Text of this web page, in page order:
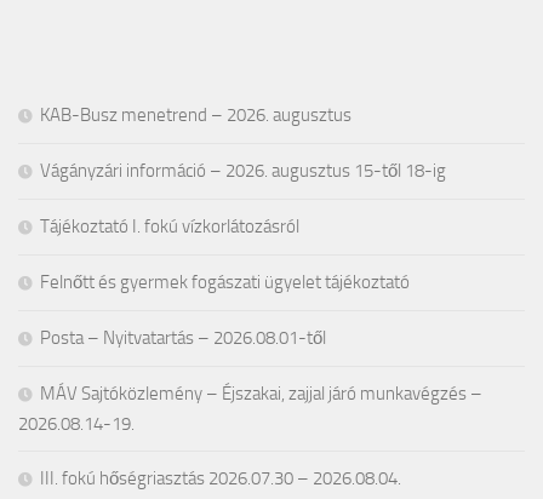
KAB-Busz menetrend – 2026. augusztus
Vágányzári információ – 2026. augusztus 15-től 18-ig
Tájékoztató I. fokú vízkorlátozásról
Felnőtt és gyermek fogászati ügyelet tájékoztató
Posta – Nyitvatartás – 2026.08.01-től
MÁV Sajtóközlemény – Éjszakai, zajjal járó munkavégzés –
2026.08.14-19.
III. fokú hőségriasztás 2026.07.30 – 2026.08.04.